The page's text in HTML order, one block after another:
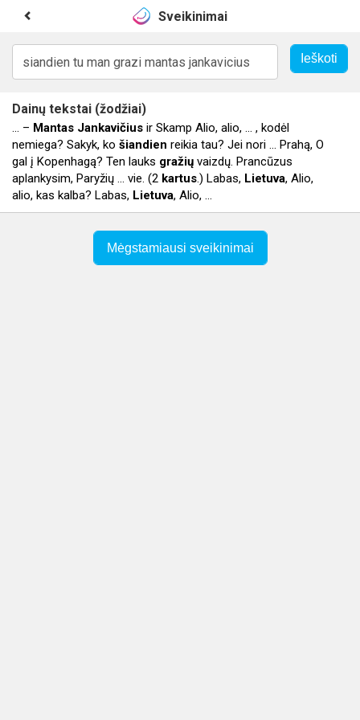
Sveikinimai
Dainų tekstai (žodžiai)
... – Mantas Jankavičius ir Skamp Alio, alio, ... , kodėl
nemiega? Sakyk, ko šiandien reikia tau? Jei nori ... Prahą, O
gal į Kopenhagą? Ten lauks gražių vaizdų. Prancūzus
aplankysim, Paryžių ... vie. (2 kartus.) Labas, Lietuva, Alio,
alio, kas kalba? Labas, Lietuva, Alio, ...
Mėgstamiausi sveikinimai